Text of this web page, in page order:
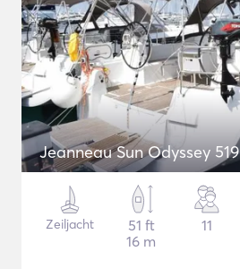
Jeanneau Sun Odyssey 519
Zeiljacht
51 ft
16 m
11